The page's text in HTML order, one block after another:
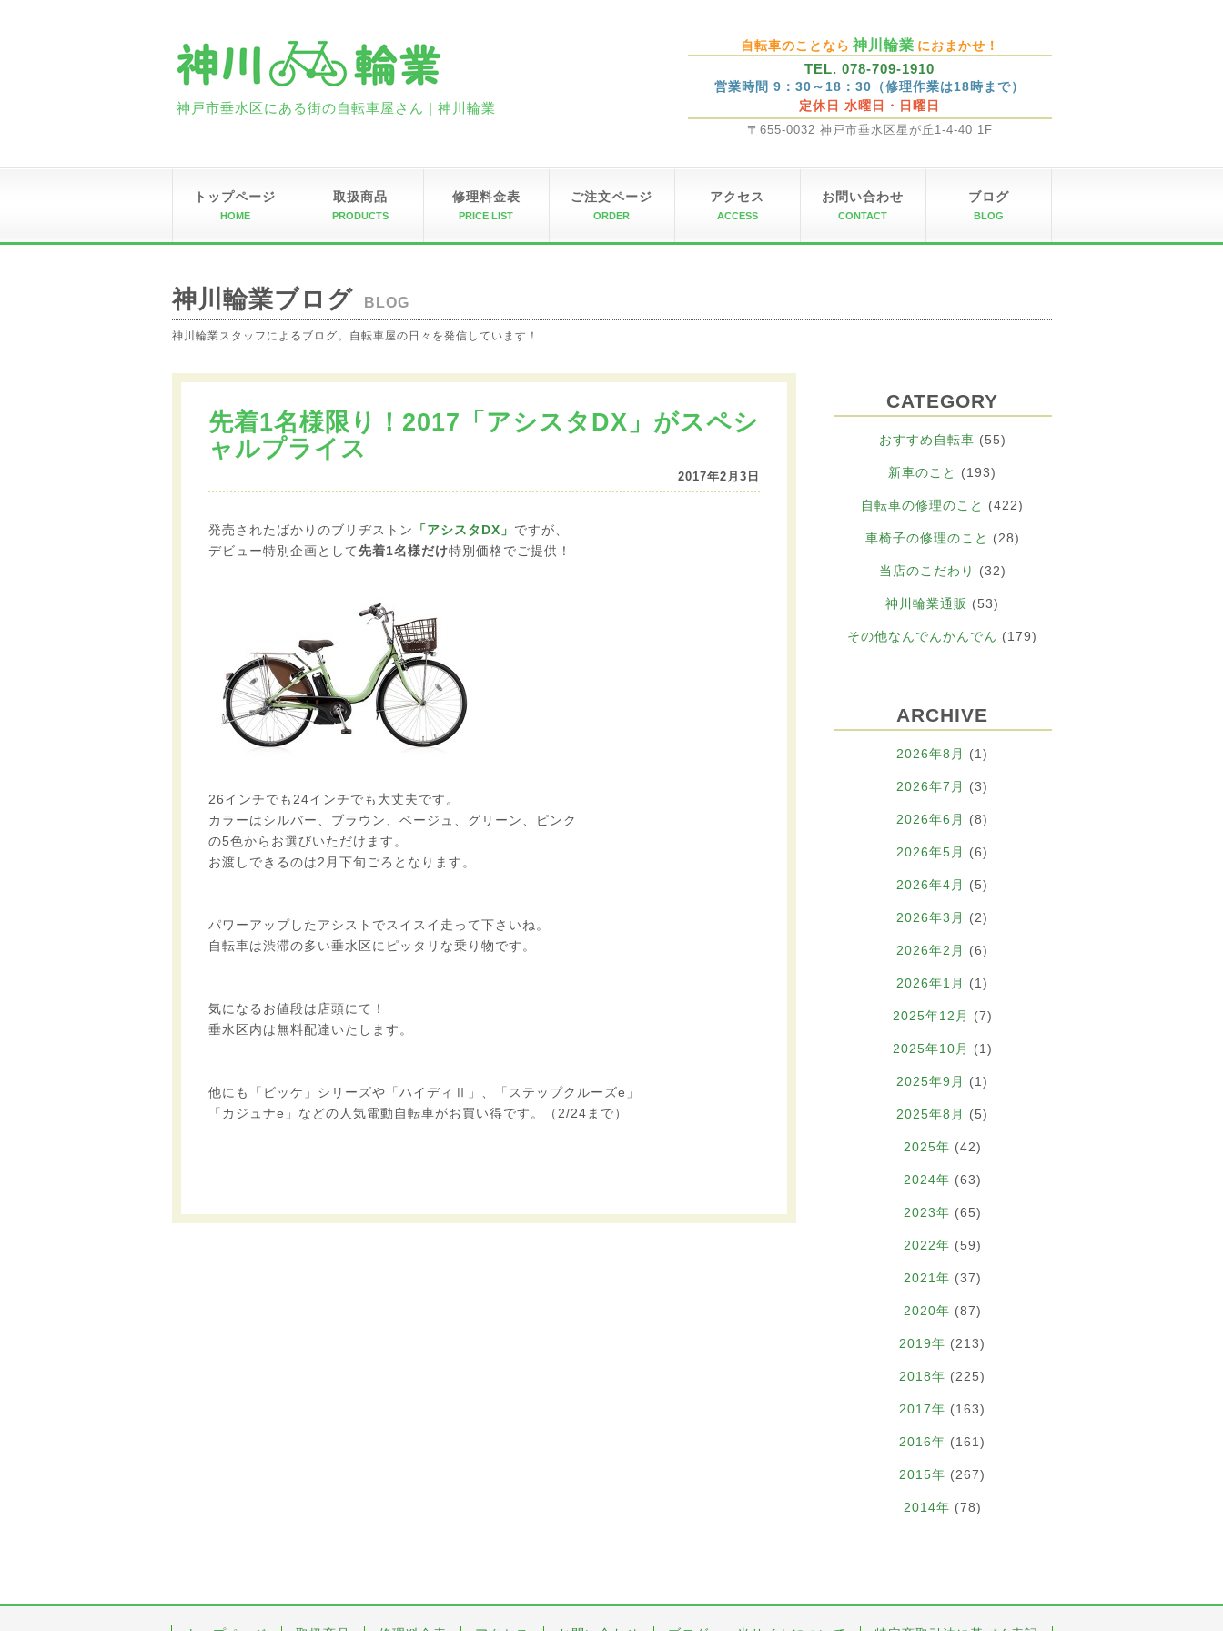
神戸市垂水区にある街の自転車屋さん | 神川輪業
自転車のことなら 神川輪業 におまかせ！
TEL. 078-709-1910
営業時間 9：30～18：30（修理作業は18時まで）
定休日 水曜日・日曜日
〒655-0032 神戸市垂水区星が丘1-4-40 1F
トップページ
HOME
取扱商品
PRODUCTS
修理料金表
PRICE LIST
ご注文ページ
ORDER
アクセス
ACCESS
お問い合わせ
CONTACT
ブログ
BLOG
神川輪業ブログ BLOG
神川輪業スタッフによるブログ。自転車屋の日々を発信しています！
先着1名様限り！2017「アシスタDX」がスペシ
ャルプライス
2017年2月3日
発売されたばかりのブリヂストン 「アシスタDX」 ですが、
デビュー特別企画として先着1名様だけ特別価格でご提供！
26インチでも24インチでも大丈夫です。
カラーはシルバー、ブラウン、ベージュ、グリーン、ピンク
の5色からお選びいただけます。
お渡しできるのは2月下旬ごろとなります。
パワーアップしたアシストでスイスイ走って下さいね。
自転車は渋滞の多い垂水区にピッタリな乗り物です。
気になるお値段は店頭にて！
垂水区内は無料配達いたします。
他にも「ビッケ」シリーズや「ハイディⅡ」、「ステップクルーズe」
「カジュナe」などの人気電動自転車がお買い得です。（2/24まで）
CATEGORY
おすすめ自転車 (55)
新車のこと (193)
自転車の修理のこと (422)
車椅子の修理のこと (28)
当店のこだわり (32)
神川輪業通販 (53)
その他なんでんかんでん (179)
ARCHIVE
2026年8月 (1)
2026年7月 (3)
2026年6月 (8)
2026年5月 (6)
2026年4月 (5)
2026年3月 (2)
2026年2月 (6)
2026年1月 (1)
2025年12月 (7)
2025年10月 (1)
2025年9月 (1)
2025年8月 (5)
2025年 (42)
2024年 (63)
2023年 (65)
2022年 (59)
2021年 (37)
2020年 (87)
2019年 (213)
2018年 (225)
2017年 (163)
2016年 (161)
2015年 (267)
2014年 (78)